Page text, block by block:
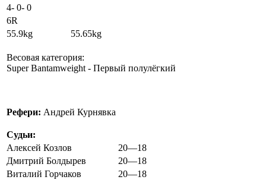
4- 0- 0
6R
55.9kg 55.65kg
Весовая категория:
Super Bantamweight - Первый полулёгкий
Рефери: Андрей Курнявка
Судьи:
Алексей Козлов
20—18
Дмитрий Болдырев
20—18
Виталий Горчаков
20—18